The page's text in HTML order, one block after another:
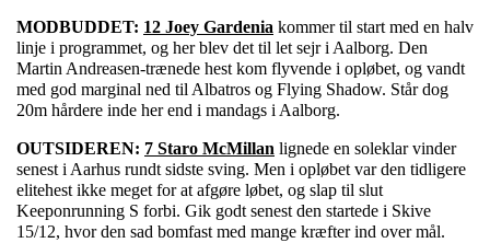
MODBUDDET: 12 Joey Gardenia kommer til start med en halv
linje i programmet, og her blev det til let sejr i Aalborg. Den
Martin Andreasen-trænede hest kom flyvende i opløbet, og vandt
med god marginal ned til Albatros og Flying Shadow. Står dog
20m hårdere inde her end i mandags i Aalborg.
OUTSIDEREN: 7 Staro McMillan lignede en soleklar vinder
senest i Aarhus rundt sidste sving. Men i opløbet var den tidligere
elitehest ikke meget for at afgøre løbet, og slap til slut
Keeponrunning S forbi. Gik godt senest den startede i Skive
15/12, hvor den sad bomfast med mange kræfter ind over mål.